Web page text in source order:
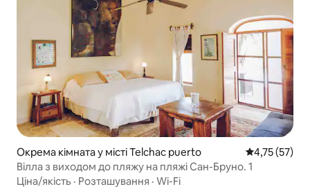
Окрема кімната у місті Telchac puerto Середня
4,75 (57)
Вілла з виходом до пляжу на пляжі Сан-Бруно. 1
Ціна/якість · Розташування · Wi-Fi